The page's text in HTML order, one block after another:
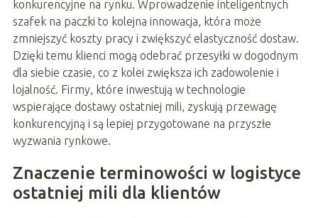
konkurencyjne na rynku. Wprowadzenie inteligentnych
szafek na paczki to kolejna innowacja, która może
zmniejszyć koszty pracy i zwiększyć elastyczność dostaw.
Dzięki temu klienci mogą odebrać przesyłki w dogodnym
dla siebie czasie, co z kolei zwiększa ich zadowolenie i
lojalność. Firmy, które inwestują w technologie
wspierające dostawy ostatniej mili, zyskują przewagę
konkurencyjną i są lepiej przygotowane na przyszłe
wyzwania rynkowe.
Znaczenie terminowości w logistyce
ostatniej mili dla klientów